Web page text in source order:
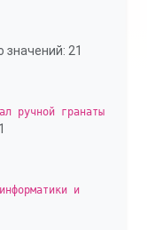
значений: 21
ручной гранаты
и